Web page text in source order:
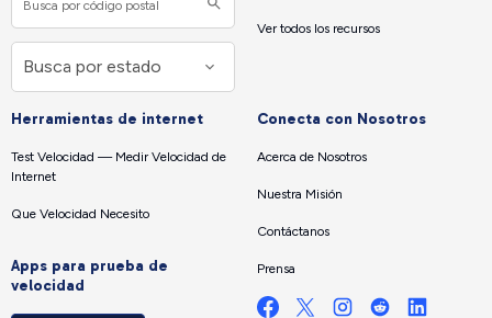
Ver todos los recursos
Herramientas de internet
Test Velocidad — Medir Velocidad de
Internet
Que Velocidad Necesito
Apps para prueba de
velocidad
Conecta con Nosotros
Acerca de Nosotros
Nuestra Misión
Contáctanos
Prensa